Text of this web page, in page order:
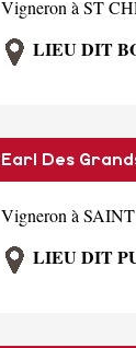
Vigneron à ST
LIEU DIT
Earl Des
Vigneron à
LIEU DIT